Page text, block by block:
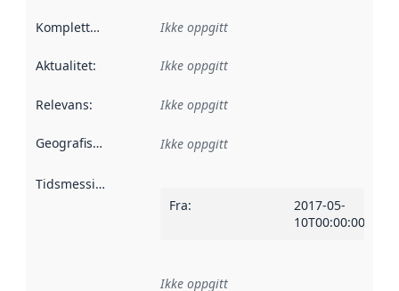
Kompletthet Ikke oppgitt
Aktualitet: Ikke oppgitt
Relevans: Ikke oppgitt
Geografisk avgrensning :
Ikke oppgitt
Tidsmessig avgrensning
Fra:
2017-05-
10T00:00:00Z
Ikke oppgitt